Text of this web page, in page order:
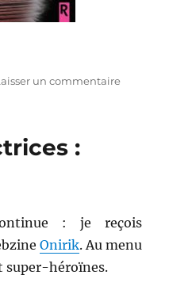
un commentairesur
:
: je reçois
Onirik. Au menu
super-héroïnes.